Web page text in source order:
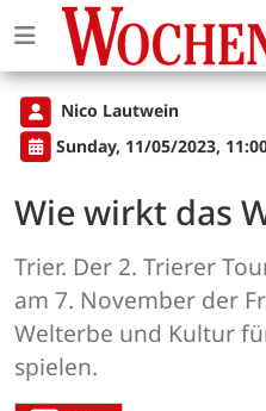
Nico Lautwein
Sunday, 11/05/2023,
Wie wirkt das
Trier. Der 2. Trierer
am 7. November der
Welterbe und Kultur
spielen.